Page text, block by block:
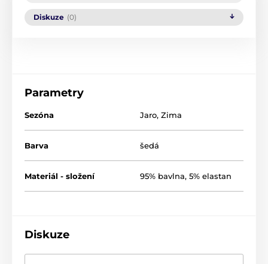
Diskuze (0)
Parametry
Sezóna Jaro, Zima
Barva šedá
Materiál - složení 95% bavlna, 5% elastan
Diskuze